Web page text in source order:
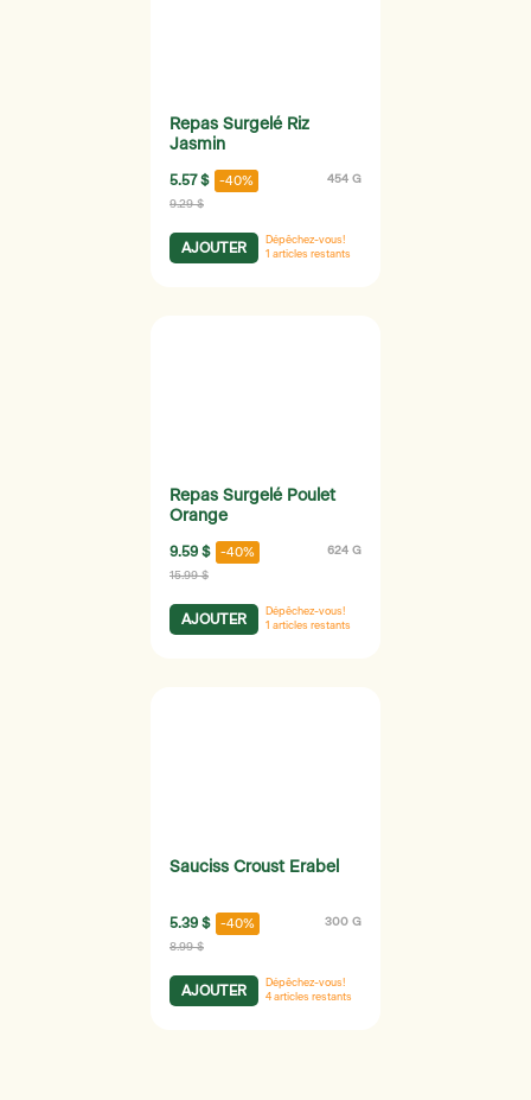
Repas Surgelé Riz
Jasmin
5.57 $ -40% 454 G
9.29 $
AJOUTER
Dépêchez-vous!
1 articles restants
Repas Surgelé Poulet
Orange
9.59 $ -40% 624 G
15.99 $
AJOUTER
Dépêchez-vous!
1 articles restants
Sauciss Croust Erabel
5.39 $ -40% 300 G
8.99 $
AJOUTER
Dépêchez-vous!
4 articles restants